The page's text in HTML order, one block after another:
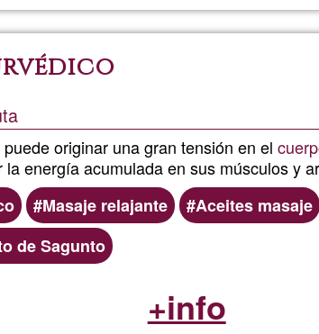
originar una gran tensión en el
energía acumulada en sus músculos y
Masaje relajante
Aceites masaje
de Sagunto
+info